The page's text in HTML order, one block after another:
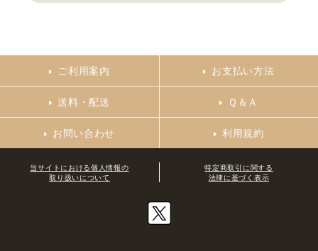
ご利用案内 お支払い方法
送料・配送 Ｑ＆Ａ
お問い合わせ 利用規約
当サイトにおける個人情報の
取り扱いについて
特定商取引に関する
法律に基づく表示